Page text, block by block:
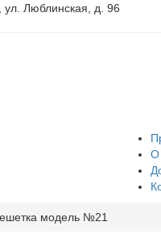
ул. Люблинская, д. 96
О
модель №21